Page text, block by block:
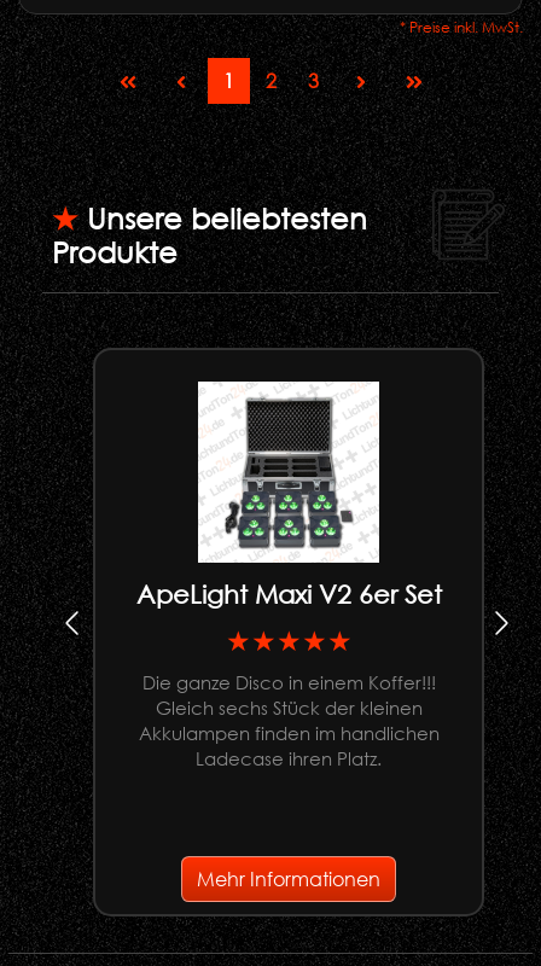
* Preise inkl. MwSt.
1 2 3
★Unsere beliebtesten
Produkte
ApeLight Maxi V2 6er Set
★★★★★
Die ganze Disco in einem Koffer!!!
Gleich sechs Stück der kleinen
Akkulampen finden im handlichen
Ladecase ihren Platz.
Mehr Informationen